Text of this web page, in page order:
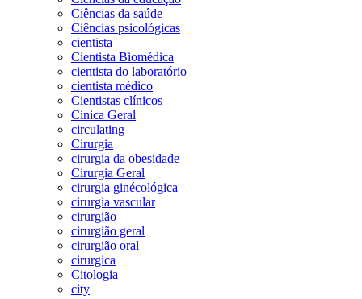
Ciências da saúde
Ciências psicológicas
cientista
Cientista Biomédica
cientista do laboratório
cientista médico
Cientistas clínicos
Cínica Geral
circulating
Cirurgia
cirurgia da obesidade
Cirurgia Geral
cirurgia ginécológica
cirurgia vascular
cirurgião
cirurgião geral
cirurgião oral
cirurgica
Citologia
city